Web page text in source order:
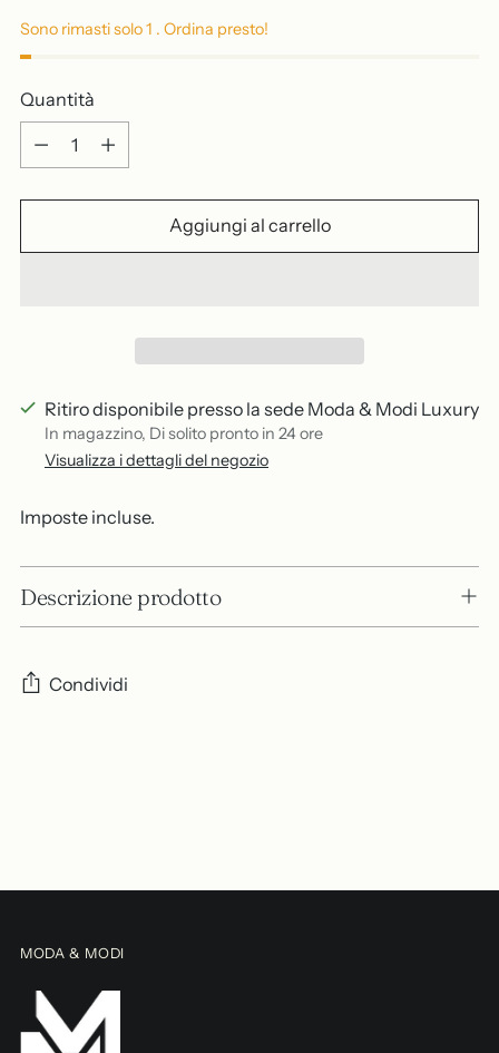
Sono rimasti solo 1 . Ordina presto!
Quantità
Quantità
Aggiungi al carrello
Ritiro disponibile presso la sede Moda & Modi Luxury
In magazzino, Di solito pronto in 24 ore
Visualizza i dettagli del negozio
Imposte incluse.
Descrizione prodotto
Condividi
MODA & MODI